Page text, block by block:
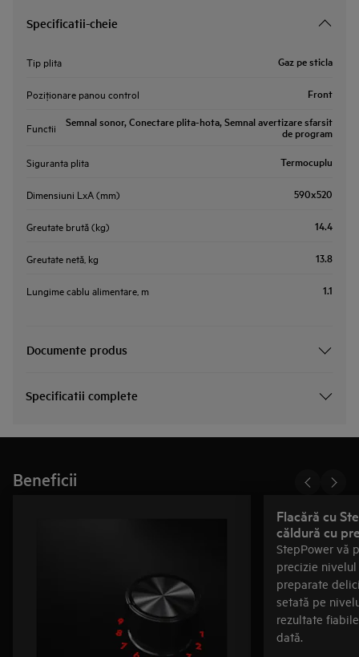
Specificatii-cheie
Tip plita Gaz pe sticla
Poziţionare panou control Front
Functii Semnal sonor, Conectare plita-hota, Semnal avertizare sfarsit
de program
Siguranta plita Termocuplu
Dimensiuni LxA (mm) 590x520
Greutate brută (kg) 14.4
Greutate netă, kg 13.8
Lungime cablu alimentare, m 1.1
Documente produs
Specificatii complete
Beneficii
Flacără cu
căldură cu
StepPower vă
precizie
preparate
setată pe
rezultate
dată.